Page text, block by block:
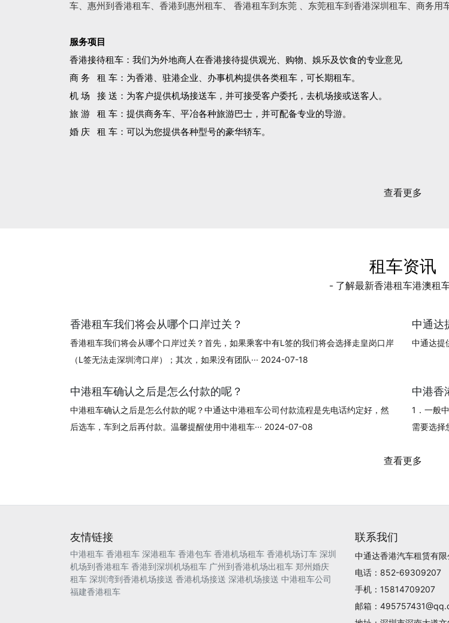
车、惠州到香港租车、香港到惠州租车、 香港租车到东莞 、东莞租车到香港深圳租车、商务用
服务项目
香港接待租车：我们为外地商人在香港接待提供观光、购物、娛乐及饮食的专业意见
商 务 租 车：为香港、驻港企业、办事机构提供各类租车，可长期租车。
机 场 接 送：为客户提供机场接送车，并可接受客户委托，去机场接或送客人。
旅 游 租 车：提供商务车、平冶各种旅游巴士，并可配备专业的导游。
婚 庆 租 车：可以为您提供各种型号的豪华轿车。
查看更多
租车资讯
- 了解最新香港租车港澳租
香港租车我们将会从哪个口岸过关？
香港租车我们将会从哪个口岸过关？首先，如果乘客中有L签的我们将会选择走皇岗口岸
（L签无法走深圳湾口岸）；其次，如果没有团队··· 2024-07-18
中通达
中通达提
中港租车确认之后是怎么付款的呢？
中港租车确认之后是怎么付款的呢？中通达中港租车公司付款流程是先电话约定好，然
后选车，车到之后再付款。温馨提醒使用中港租车··· 2024-07-08
中港香
1．一般
需要选择
查看更多
友情链接
中港租车 香港租车 深港租车 香港包车 香港机场租车 香港机场订车 深圳
机场到香港租车 香港到深圳机场租车 广州到香港机场出租车 郑州婚庆
租车 深圳湾到香港机场接送 香港机场接送 深港机场接送 中港租车公司
福建香港租车
联系我们
中通达香港汽车租赁有限
电话：852-69309207
手机：15814709207
邮箱：